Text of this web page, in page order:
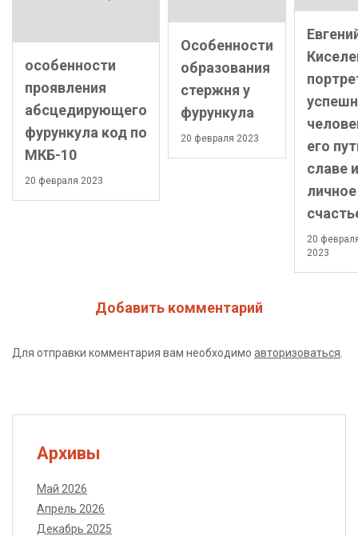
особенности
проявления
абсцедирующего
фурункула код по
МКБ-10
20 февраля 2023
Особенности
образования
стержня у
фурункула
20 февраля 2023
его
славе и
личное
20
2023
Добавить комментарий
Для отправки комментария вам необходимо авторизоваться
Архивы
Май 2026
Апрель 2026
Декабрь 2025